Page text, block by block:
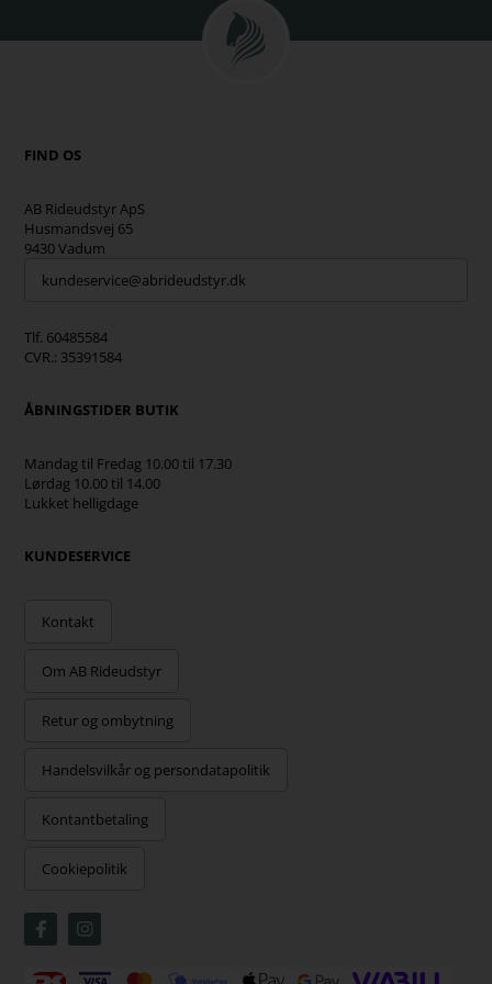
FIND OS
AB Rideudstyr ApS
Husmandsvej 65
9430 Vadum
kundeservice@abrideudstyr.dk
Tlf. 60485584
CVR.: 35391584
ÅBNINGSTIDER BUTIK
Mandag til Fredag 10.00 til 17.30
Lørdag 10.00 til 14.00
Lukket helligdage
KUNDESERVICE
Kontakt
Om AB Rideudstyr
Retur og ombytning
Handelsvilkår og persondatapolitik
Kontantbetaling
Cookiepolitik